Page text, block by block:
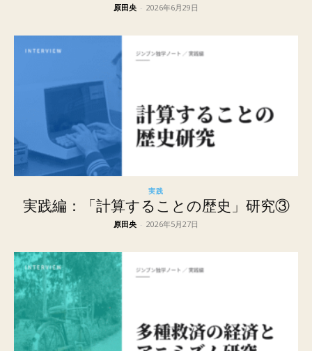
原田央 - 2026年6月29日
実践
実践編：「計算することの歴史」研究③
原田央 - 2026年5月27日